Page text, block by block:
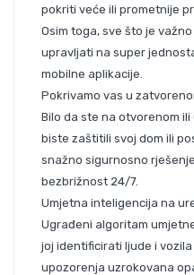
pokriti veće ili prometnije
Osim toga, sve što je
upravljati na super
mobilne aplikacije.
Pokrivamo vas u
Bilo da ste na otvorenom
biste zaštitili svoj dom ili
snažno sigurnosno
bezbrižnost 24/7.
Umjetna inteligencija na
Ugrađeni algoritam
joj identificirati ljude i
upozorenja uzrokovana